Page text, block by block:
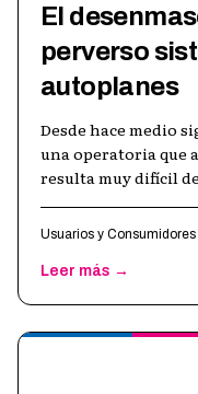
El
perverso
autoplanes
Desde hace medio
una operatoria que
resulta muy difícil
Usuarios y
Leer más →